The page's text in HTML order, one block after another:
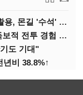
(지스타2025)넷마블 게임패드 활용, 몬길 '수석' 7대죄 '차석'
(지스타2025)엔씨 '신더시티', 독보적 전투 경험 필요
도 기대"
비 38.8%↑